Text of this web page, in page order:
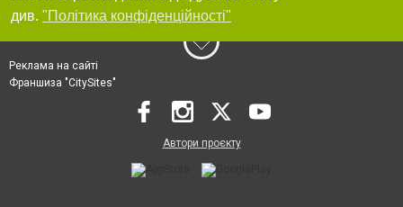
див. "Політика конфіденційності"
Реклама на сайті
Франшиза "CitySites"
Автори проєкту